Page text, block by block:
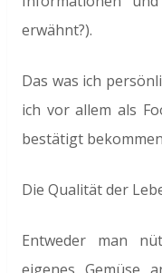
erwähnt?).
Das was ich
ich vor allem als
bestätigt
Die Qualität der
Entweder man